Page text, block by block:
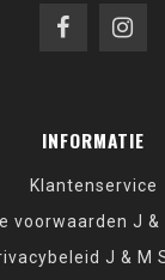
INFORMATIE
Klantenservice
voorwaarden J &
J & M